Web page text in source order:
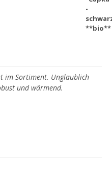
im Sortiment. Unglaublich
und wärmend.